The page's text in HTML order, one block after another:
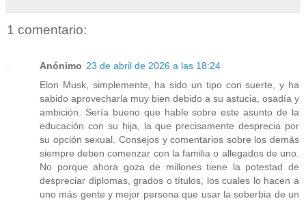
1 comentario:
Anónimo 23 de abril de 2026 a las 18:24
Elon Musk, simplemente, ha sido un tipo con suerte, y ha
sabido aprovecharla muy bien debido a su astucia, osadía y
ambición. Sería bueno que hable sobre este asunto de la
educación con su hija, la que precisamente desprecia por
su opción sexual. Consejos y comentarios sobre los demás
siempre deben comenzar con la familia o allegados de uno.
No porque ahora goza de millones tiene la potestad de
despreciar diplomas, grados o títulos, los cuales lo hacen a
uno más gente y mejor persona que usar la soberbia de un